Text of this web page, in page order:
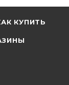
КУПИТЬ